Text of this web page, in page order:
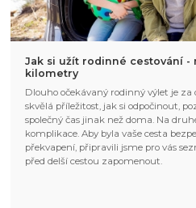
Jak si užít rodinné cestování -
kilometry
Dlouho očekávaný rodinný výlet je
skvělá příležitost, jak si odpočinout,
společný čas jinak než doma. Na
komplikace. Aby byla vaše cesta
překvapení, připravili jsme pro vás
před delší cestou zapomenout.